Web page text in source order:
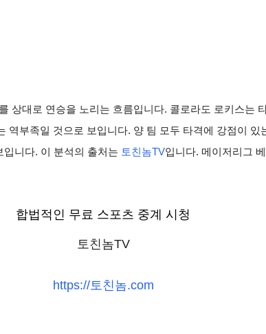
상대로 연승을 노리는 흐름입니다. 콜로라도 로키스는
부족일 것으로 보입니다. 양 팀 모두 타격에 강점이
니다. 이 분석의 출처는 토친놈TV입니다. 메이저리그
합법적인 무료 스포츠 중계 시청
토친놈TV
https://토친놈.com